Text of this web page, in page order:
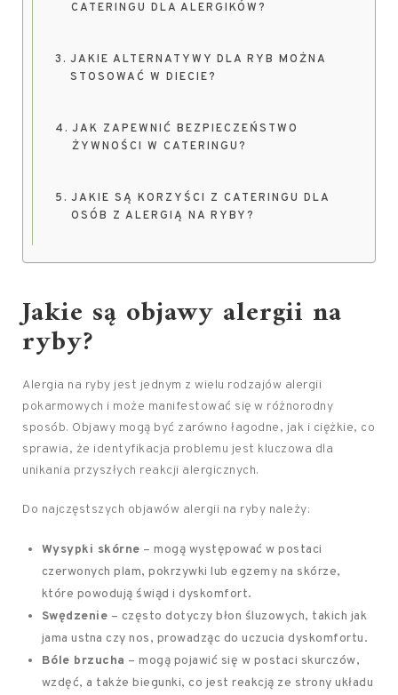
CATERINGU DLA ALERGIKÓW?
JAKIE ALTERNATYWY DLA RYB MOŻNA
STOSOWAĆ W DIECIE?
JAK ZAPEWNIĆ BEZPIECZEŃSTWO
ŻYWNOŚCI W CATERINGU?
JAKIE SĄ KORZYŚCI Z CATERINGU DLA
OSÓB Z ALERGIĄ NA RYBY?
Jakie są objawy alergii na
ryby?
Alergia na ryby jest jednym z wielu rodzajów alergii
pokarmowych i może manifestować się w różnorodny
sposób. Objawy mogą być zarówno łagodne, jak i ciężkie, co
sprawia, że identyfikacja problemu jest kluczowa dla
unikania przyszłych reakcji alergicznych.
Do najczęstszych objawów alergii na ryby należy:
Wysypki skórne – mogą występować w postaci
czerwonych plam, pokrzywki lub egzemy na skórze,
które powodują świąd i dyskomfort.
Swędzenie – często dotyczy błon śluzowych, takich jak
jama ustna czy nos, prowadząc do uczucia dyskomfortu.
Bóle brzucha – mogą pojawić się w postaci skurczów,
wzdęć, a także biegunki, co jest reakcją ze strony układu